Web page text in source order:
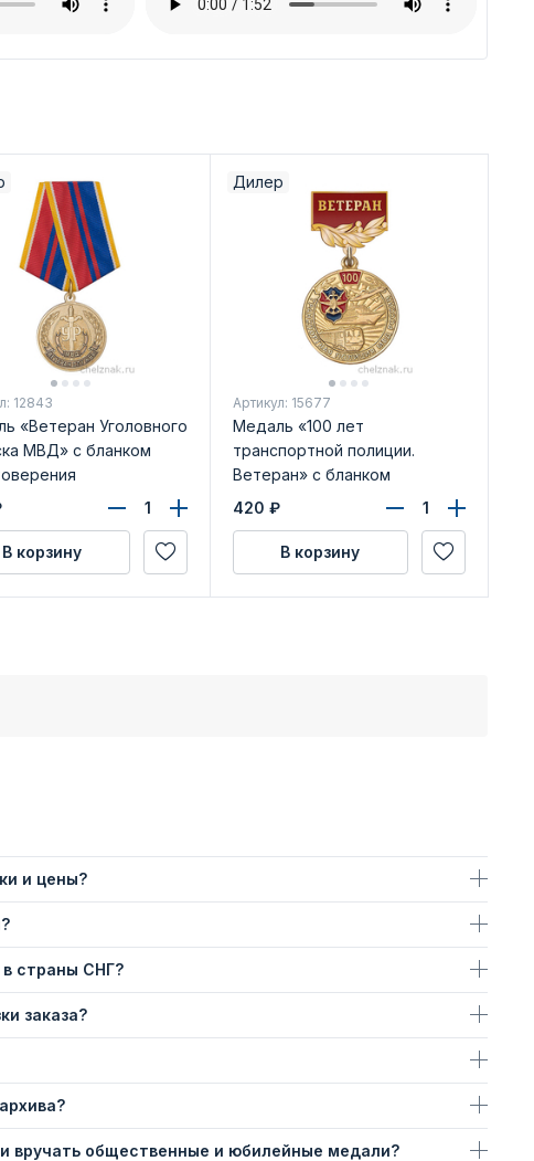
12843
«Ветеран Уголовного
МВД» с бланком
В корзину
Дилер
Артикул: 15677
Медаль «100 лет
транспортной полиции.
Ветеран» с бланком
удостоверения
420 ₽
В корзину
и цены?
страны СНГ?
заказа?
вручать общественные и юбилейные медали?